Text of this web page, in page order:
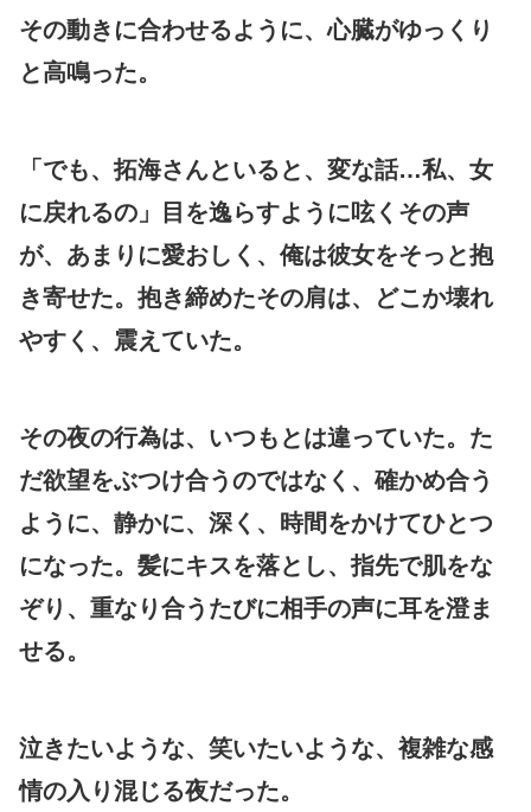
その動きに合わせるように、心臓がゆっくり
と高鳴った。
「でも、拓海さんといると、変な話…私、女
に戻れるの」目を逸らすように呟くその声
が、あまりに愛おしく、俺は彼女をそっと抱
き寄せた。抱き締めたその肩は、どこか壊れ
やすく、震えていた。
その夜の行為は、いつもとは違っていた。た
だ欲望をぶつけ合うのではなく、確かめ合う
ように、静かに、深く、時間をかけてひとつ
になった。髪にキスを落とし、指先で肌をな
ぞり、重なり合うたびに相手の声に耳を澄ま
せる。
泣きたいような、笑いたいような、複雑な感
情の入り混じる夜だった。